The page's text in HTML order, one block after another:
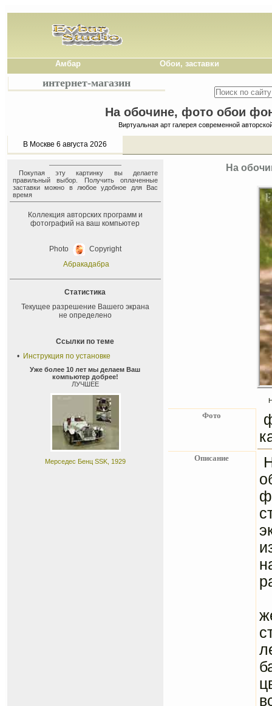
Амбар Обои, заставки
интернет-магазин
На обочине, фото обои фон
Виртуальная арт галерея современной
В Москве 6 августа 2026
Покупая эту картинку вы делаете
правильный выбор. Получить оплаченные
заставки можно в любое удобное для Вас
время
Коллекция авторских программ и
фотографий на ваш компьютер
Photo
Copyright
Абракадабра
Статистика
Текущее разрешение Вашего экрана
не определено
Ссылки по теме
• Инструкция по установке
Уже более 10 лет мы делаем Ваш
компьютер добрее!
ЛУЧШЕЕ
Мерседес Бенц SSK, 1929
На
Фото
Описание